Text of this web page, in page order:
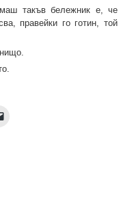
такъв бележник е, че
правейки го готин, той